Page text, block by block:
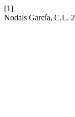
[1]
Nodals García, C.L.